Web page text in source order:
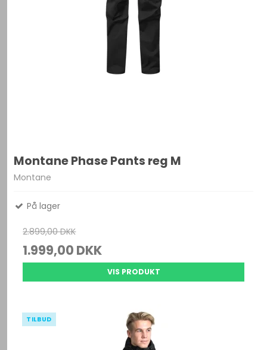
Montane Phase Pants reg M
Montane
På lager
2.899,00 DKK
1.999,00 DKK
VIS PRODUKT
TILBUD